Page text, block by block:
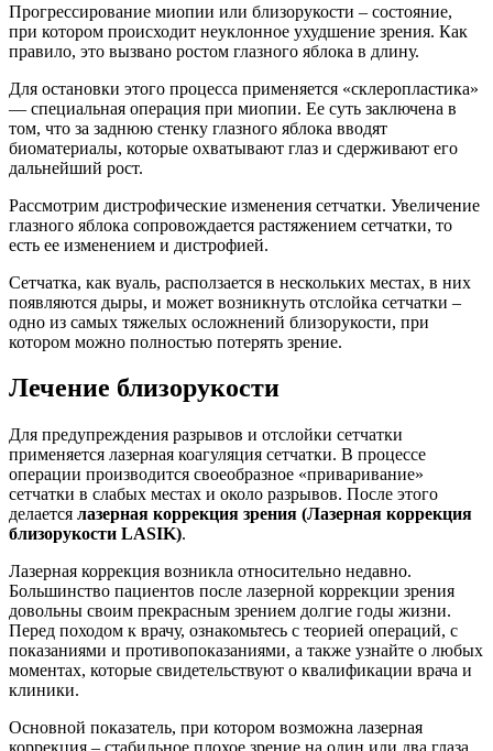
Прогрессирование миопии или близорукости – состояние,
при котором происходит неуклонное ухудшение зрения. Как
правило, это вызвано ростом глазного яблока в длину.
Для остановки этого процесса применяется «склеропластика»
— специальная операция при миопии. Ее суть заключена в
том, что за заднюю стенку глазного яблока вводят
биоматериалы, которые охватывают глаз и сдерживают его
дальнейший рост.
Рассмотрим дистрофические изменения сетчатки. Увеличение
глазного яблока сопровождается растяжением сетчатки, то
есть ее изменением и дистрофией.
Сетчатка, как вуаль, расползается в нескольких местах, в них
появляются дыры, и может возникнуть отслойка сетчатки –
одно из самых тяжелых осложнений близорукости, при
котором можно полностью потерять зрение.
Лечение близорукости
Для предупреждения разрывов и отслойки сетчатки
применяется лазерная коагуляция сетчатки. В процессе
операции производится своеобразное «приваривание»
сетчатки в слабых местах и около разрывов. После этого
делается лазерная коррекция зрения (Лазерная коррекция
близорукости LASIK).
Лазерная коррекция возникла относительно недавно.
Большинство пациентов после лазерной коррекции зрения
довольны своим прекрасным зрением долгие годы жизни.
Перед походом к врачу, ознакомьтесь с теорией операций, с
показаниями и противопоказаниями, а также узнайте о любых
моментах, которые свидетельствуют о квалификации врача и
клиники.
Основной показатель, при котором возможна лазерная